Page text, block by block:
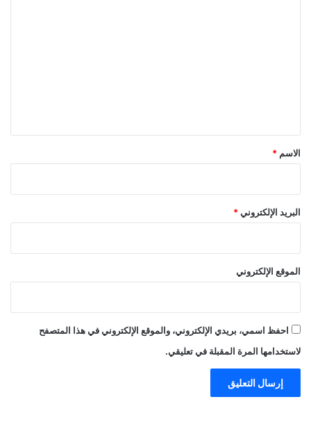
*
الاسم *
البريد الإلكتروني *
الموقع الإلكتروني
احفظ اسمي، بريدي الإلكتروني، والموقع الإلكتروني في هذا المتصفح
لاستخدامها المرة المقبلة في تعليقي.